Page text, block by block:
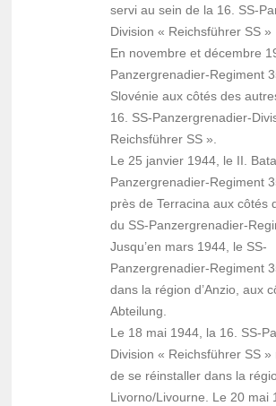
servi au sein de la 16. SS-
Division « Reichsführer SS »
En novembre et décembre
Panzergrenadier-Regiment
Slovénie aux côtés des
16. SS-Panzergrenadier-
Reichsführer SS ».
Le 25 janvier 1944, le II.
Panzergrenadier-Regiment
près de Terracina aux côtés
du SS-Panzergrenadier-
Jusqu’en mars 1944, le SS-
Panzergrenadier-Regiment
dans la région d’Anzio, aux
Abteilung.
Le 18 mai 1944, la 16. SS-
Division « Reichsführer SS »
de se réinstaller dans la
Livorno/Livourne. Le 20 mai